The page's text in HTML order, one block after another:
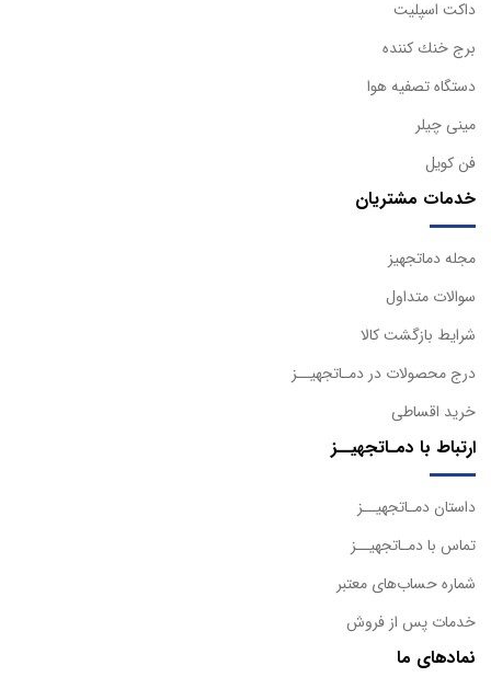
داكت اسپليت
برج خنك كننده
دستگاه تصفيه هوا
مینی چیلر
فن کویل
خدمات مشتریان
مجله دماتجهیز
سوالات متداول
شرایط بازگشت کالا
درج محصولات در دمـاتجهیــز
خرید اقساطی
ارتباط با دمـاتجهیــز
داستان دمـاتجهیــز
تماس با دمـاتجهیــز
شماره حساب‌های معتبر
خدمات پس از فروش
نمادهای ما